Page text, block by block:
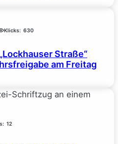
Klicks: 630
Straße“
am Freitag
12